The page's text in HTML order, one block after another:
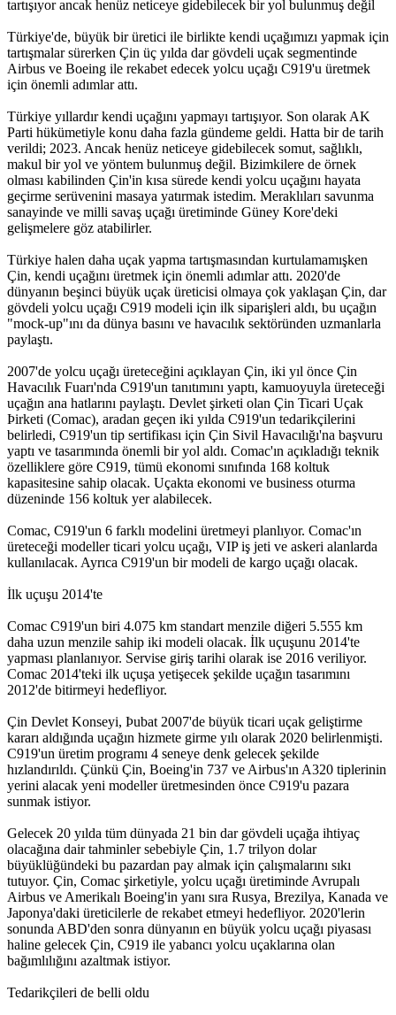
tartışıyor ancak henüz neticeye gidebilecek bir yol bulunmuş değil
Türkiye'de, büyük bir üretici ile birlikte kendi uçağımızı yapmak için
tartışmalar sürerken Çin üç yılda dar gövdeli uçak segmentinde
Airbus ve Boeing ile rekabet edecek yolcu uçağı C919'u üretmek
için önemli adımlar attı.
Türkiye yıllardır kendi uçağını yapmayı tartışıyor. Son olarak AK
Parti hükümetiyle konu daha fazla gündeme geldi. Hatta bir de tarih
verildi; 2023. Ancak henüz neticeye gidebilecek somut, sağlıklı,
makul bir yol ve yöntem bulunmuş değil. Bizimkilere de örnek
olması kabilinden Çin'in kısa sürede kendi yolcu uçağını hayata
geçirme serüvenini masaya yatırmak istedim. Meraklıları savunma
sanayinde ve milli savaş uçağı üretiminde Güney Kore'deki
gelişmelere göz atabilirler.
Türkiye halen daha uçak yapma tartışmasından kurtulamamışken
Çin, kendi uçağını üretmek için önemli adımlar attı. 2020'de
dünyanın beşinci büyük uçak üreticisi olmaya çok yaklaşan Çin, dar
gövdeli yolcu uçağı C919 modeli için ilk siparişleri aldı, bu uçağın
"mock-up"ını da dünya basını ve havacılık sektöründen uzmanlarla
paylaştı.
2007'de yolcu uçağı üreteceğini açıklayan Çin, iki yıl önce Çin
Havacılık Fuarı'nda C919'un tanıtımını yaptı, kamuoyuyla üreteceği
uçağın ana hatlarını paylaştı. Devlet şirketi olan Çin Ticari Uçak
Þirketi (Comac), aradan geçen iki yılda C919'un tedarikçilerini
belirledi, C919'un tip sertifikası için Çin Sivil Havacılığı'na başvuru
yaptı ve tasarımında önemli bir yol aldı. Comac'ın açıkladığı teknik
özelliklere göre C919, tümü ekonomi sınıfında 168 koltuk
kapasitesine sahip olacak. Uçakta ekonomi ve business oturma
düzeninde 156 koltuk yer alabilecek.
Comac, C919'un 6 farklı modelini üretmeyi planlıyor. Comac'ın
üreteceği modeller ticari yolcu uçağı, VIP iş jeti ve askeri alanlarda
kullanılacak. Ayrıca C919'un bir modeli de kargo uçağı olacak.
İlk uçuşu 2014'te
Comac C919'un biri 4.075 km standart menzile diğeri 5.555 km
daha uzun menzile sahip iki modeli olacak. İlk uçuşunu 2014'te
yapması planlanıyor. Servise giriş tarihi olarak ise 2016 veriliyor.
Comac 2014'teki ilk uçuşa yetişecek şekilde uçağın tasarımını
2012'de bitirmeyi hedefliyor.
Çin Devlet Konseyi, Þubat 2007'de büyük ticari uçak geliştirme
kararı aldığında uçağın hizmete girme yılı olarak 2020 belirlenmişti.
C919'un üretim programı 4 seneye denk gelecek şekilde
hızlandırıldı. Çünkü Çin, Boeing'in 737 ve Airbus'ın A320 tiplerinin
yerini alacak yeni modeller üretmesinden önce C919'u pazara
sunmak istiyor.
Gelecek 20 yılda tüm dünyada 21 bin dar gövdeli uçağa ihtiyaç
olacağına dair tahminler sebebiyle Çin, 1.7 trilyon dolar
büyüklüğündeki bu pazardan pay almak için çalışmalarını sıkı
tutuyor. Çin, Comac şirketiyle, yolcu uçağı üretiminde Avrupalı
Airbus ve Amerikalı Boeing'in yanı sıra Rusya, Brezilya, Kanada ve
Japonya'daki üreticilerle de rekabet etmeyi hedefliyor. 2020'lerin
sonunda ABD'den sonra dünyanın en büyük yolcu uçağı piyasası
haline gelecek Çin, C919 ile yabancı yolcu uçaklarına olan
bağımlılığını azaltmak istiyor.
Tedarikçileri de belli oldu